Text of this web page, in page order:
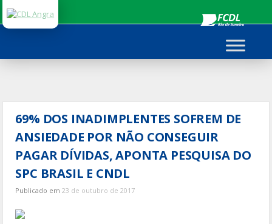
para
69% DOS INADIMPLENTES SOFREM DE
ANSIEDADE POR NÃO CONSEGUIR
PAGAR DÍVIDAS, APONTA PESQUISA DO
SPC BRASIL E CNDL
Publicado em23 de outubro de 2017